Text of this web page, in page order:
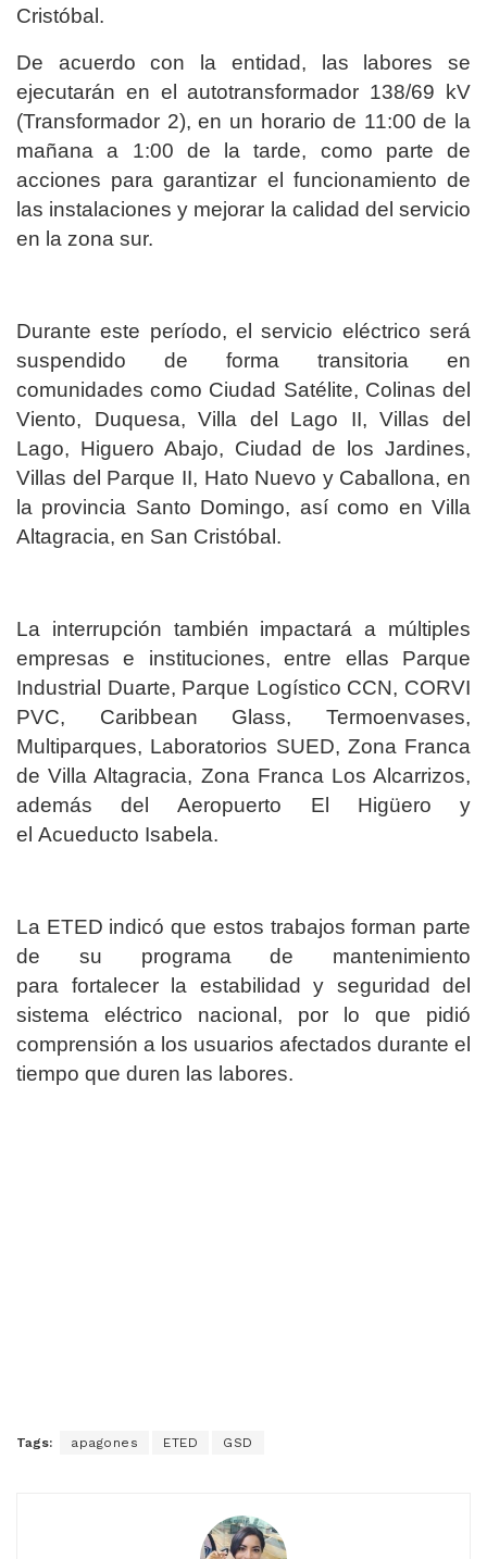
Cristóbal.
De acuerdo con la entidad, las labores se
ejecutarán en el autotransformador 138/69 kV
(Transformador 2), en un horario de 11:00 de la
mañana a 1:00 de la tarde, como parte de
acciones para garantizar el funcionamiento de
las instalaciones y mejorar la calidad del servicio
en la zona sur.
Durante este período, el servicio eléctrico será
suspendido de forma transitoria en
comunidades como Ciudad Satélite, Colinas del
Viento, Duquesa, Villa del Lago II, Villas del
Lago, Higuero Abajo, Ciudad de los Jardines,
Villas del Parque II, Hato Nuevo y Caballona, en
la provincia Santo Domingo, así como en Villa
Altagracia, en San Cristóbal.
La interrupción también impactará a múltiples
empresas e instituciones, entre ellas Parque
Industrial Duarte, Parque Logístico CCN, CORVI
PVC, Caribbean Glass, Termoenvases,
Multiparques, Laboratorios SUED, Zona Franca
de Villa Altagracia, Zona Franca Los Alcarrizos,
además del Aeropuerto El Higüero y
el Acueducto Isabela.
La ETED indicó que estos trabajos forman parte
de su programa de mantenimiento
para fortalecer la estabilidad y seguridad del
sistema eléctrico nacional, por lo que pidió
comprensión a los usuarios afectados durante el
tiempo que duren las labores.
Tags: apagones ETED GSD